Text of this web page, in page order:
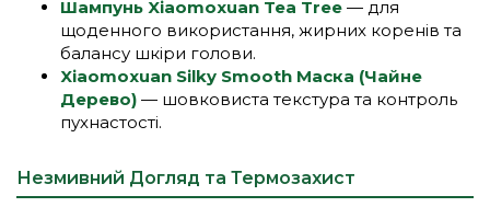
Шампунь Xiaomoxuan Tea Tree — для
щоденного використання, жирних коренів та
балансу шкіри голови.
Xiaomoxuan Silky Smooth Маска (Чайне
Дерево) — шовковиста текстура та контроль
пухнастості.
Незмивний Догляд та Термозахист